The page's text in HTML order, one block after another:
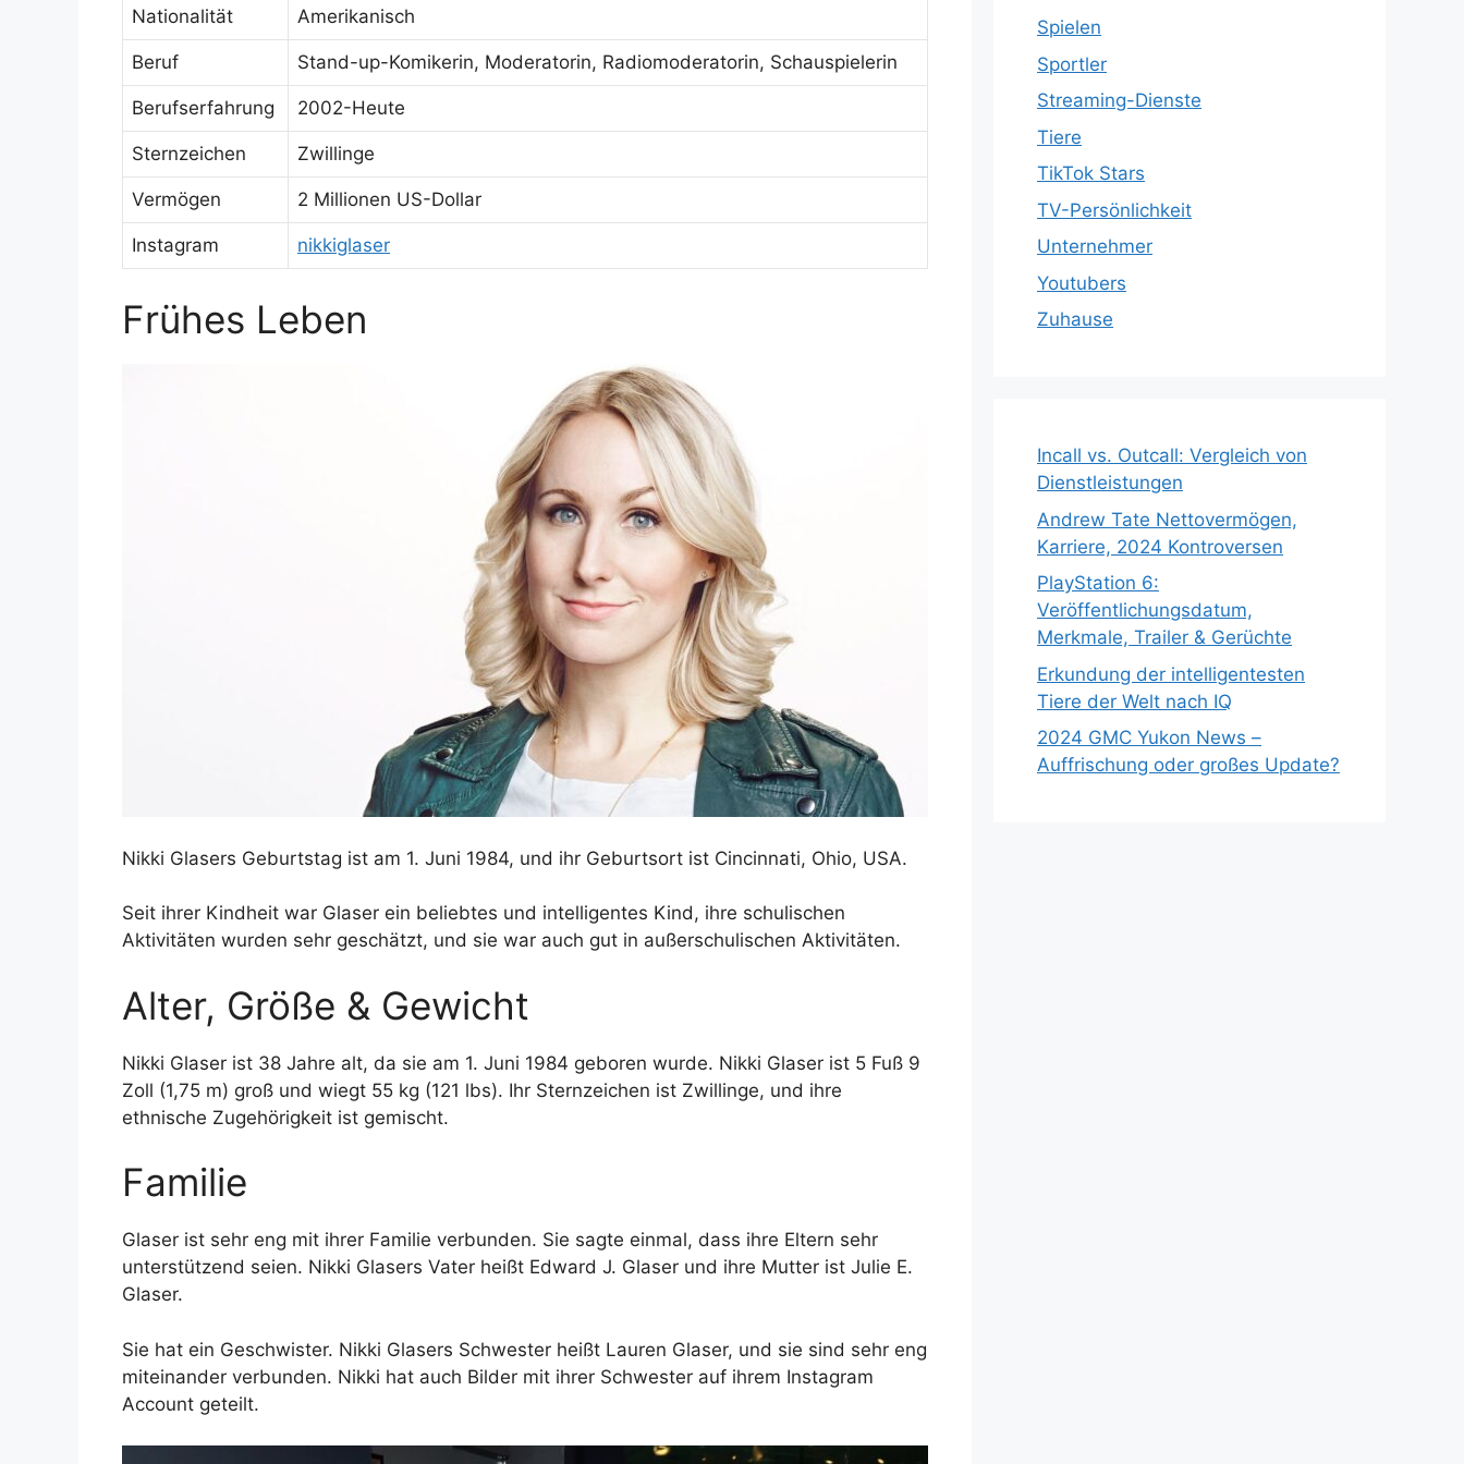
Nationalität Amerikanisch
Beruf Stand-up-Komikerin, Moderatorin, Radiomoderatorin, Schauspielerin
Berufserfahrung 2002-Heute
Sternzeichen Zwillinge
Vermögen 2 Millionen US-Dollar
Instagram nikkiglaser
Frühes Leben
Nikki Glasers Geburtstag ist am 1. Juni 1984, und ihr Geburtsort ist Cincinnati, Ohio, USA.
Seit ihrer Kindheit war Glaser ein beliebtes und intelligentes Kind, ihre schulischen
Aktivitäten wurden sehr geschätzt, und sie war auch gut in außerschulischen Aktivitäten.
Alter, Größe & Gewicht
Nikki Glaser ist 38 Jahre alt, da sie am 1. Juni 1984 geboren wurde. Nikki Glaser ist 5 Fuß 9
Zoll (1,75 m) groß und wiegt 55 kg (121 lbs). Ihr Sternzeichen ist Zwillinge, und ihre
ethnische Zugehörigkeit ist gemischt.
Familie
Glaser ist sehr eng mit ihrer Familie verbunden. Sie sagte einmal, dass ihre Eltern sehr
unterstützend seien. Nikki Glasers Vater heißt Edward J. Glaser und ihre Mutter ist Julie E.
Glaser.
Sie hat ein Geschwister. Nikki Glasers Schwester heißt Lauren Glaser, und sie sind sehr eng
miteinander verbunden. Nikki hat auch Bilder mit ihrer Schwester auf ihrem Instagram
Account geteilt.
Spielen
Sportler
Streaming-Dienste
Tiere
TikTok Stars
TV-Persönlichkeit
Unternehmer
Youtubers
Zuhause
Incall vs. Outcall: Vergleich von
Dienstleistungen
Andrew Tate Nettovermögen,
Karriere, 2024 Kontroversen
PlayStation 6:
Veröffentlichungsdatum,
Merkmale, Trailer & Gerüchte
Erkundung der intelligentesten
Tiere der Welt nach IQ
2024 GMC Yukon News –
Auffrischung oder großes Update?